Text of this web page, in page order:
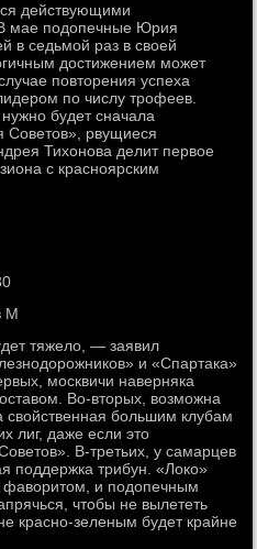
действующими
мае подопечные Юрия
в седьмой раз в своей
достижением может
повторения успеха
по числу трофеев.
будет сначала
Советов», рвущиеся
Тихонова делит первое
с красноярским
М
тяжело, — заявил
и «Спартака»
москвичи наверняка
Во-вторых, возможна
свойственная большим клубам
лиг, даже если это
В-третьих, у самарцев
поддержка трибун. «Локо»
фаворитом, и подопечным
чтобы не вылететь
красно-зеленым будет крайне